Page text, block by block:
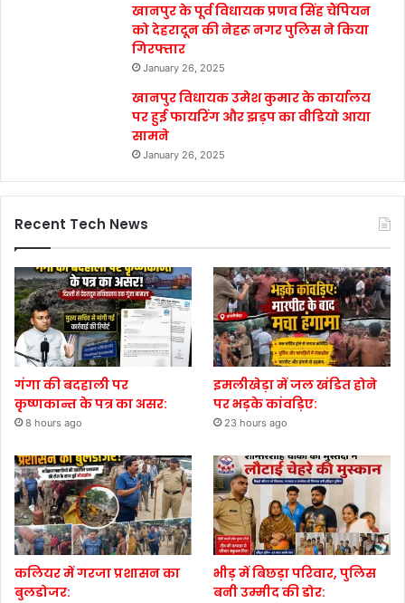
खानपुर के पूर्व विधायक प्रणव सिंह चैंपियन
को देहरादून की नेहरू नगर पुलिस ने किया
गिरफ्तार
January 26, 2025
खानपुर विधायक उमेश कुमार के कार्यालय
पर हुई फायरिंग और झड़प का वीडियो आया
सामने
January 26, 2025
Recent Tech News
गंगा की बदहाली पर
कृष्णकान्त के पत्र का असर:
8 hours ago
इमलीखेड़ा में जल खंडित होने
पर भड़के कांवड़िए:
23 hours ago
कलियर में गरजा प्रशासन का
बुलडोजर:
भीड़ में बिछड़ा परिवार, पुलिस
बनी उम्मीद की डोर: